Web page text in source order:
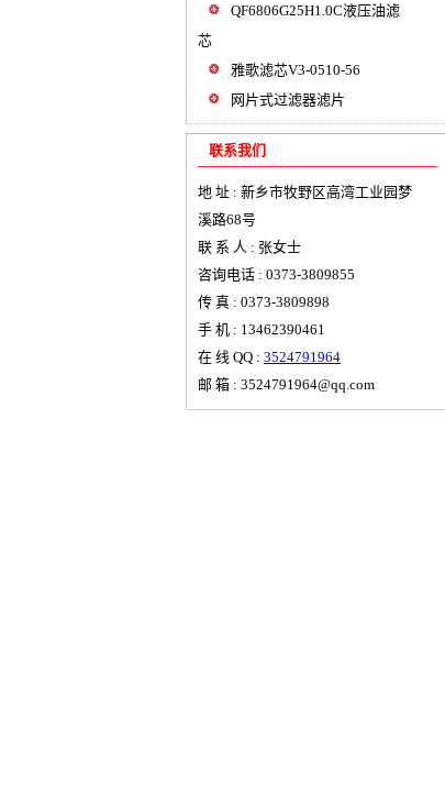
QF6806G25H1.0C液压油滤
芯
雅歌滤芯V3-0510-56
网片式过滤器滤片
联系我们
地 址 : 新乡市牧野区高湾工业园梦
溪路68号
联 系 人 : 张女士
咨询电话 : 0373-3809855
传 真 : 0373-3809898
手 机 : 13462390461
在 线 QQ : 3524791964
邮 箱 : 3524791964@qq.com